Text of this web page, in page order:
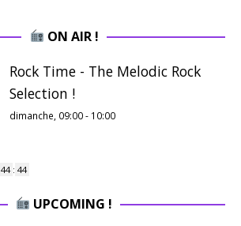
ON AIR !
Rock Time - The Melodic Rock
Selection !
dimanche, 09:00- 10:00
44 : 43
UPCOMING !